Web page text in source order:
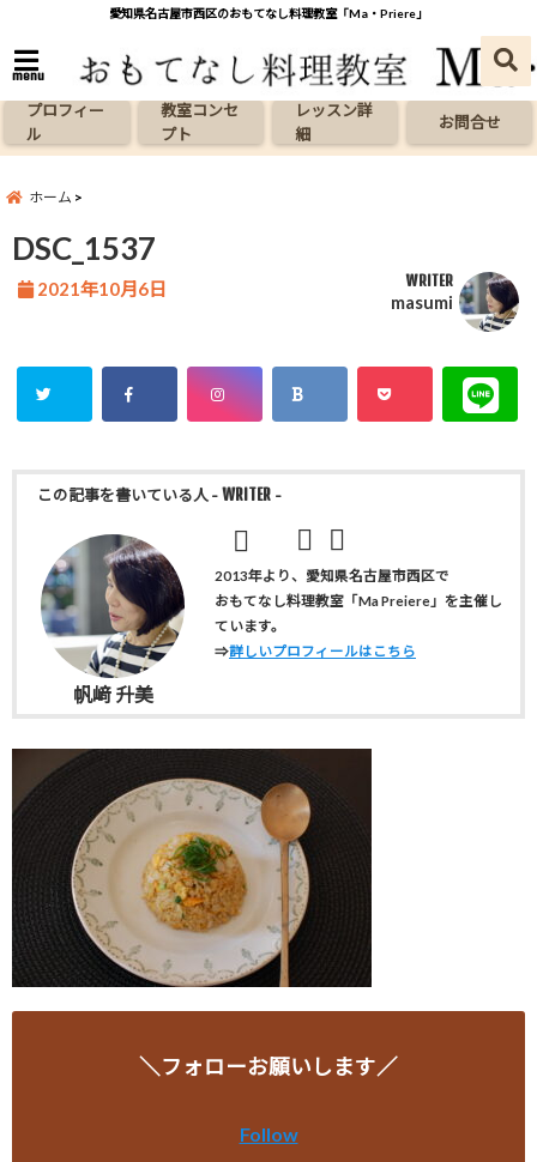
愛知県名古屋市西区のおもてなし料理教室「Ma・Priere」
menu
プロフィー
ル
教室コンセ
プト
レッスン詳
細
お問合せ
ホーム
DSC_1537
2021年10月6日 WRITER
masumi
この記事を書いている人 - WRITER -
2013年より、愛知県名古屋市西区で
おもてなし料理教室「Ma Preiere」を主催し
ています。
⇒詳しいプロフィールはこちら
帆﨑 升美
＼フォローお願いします／
Follow